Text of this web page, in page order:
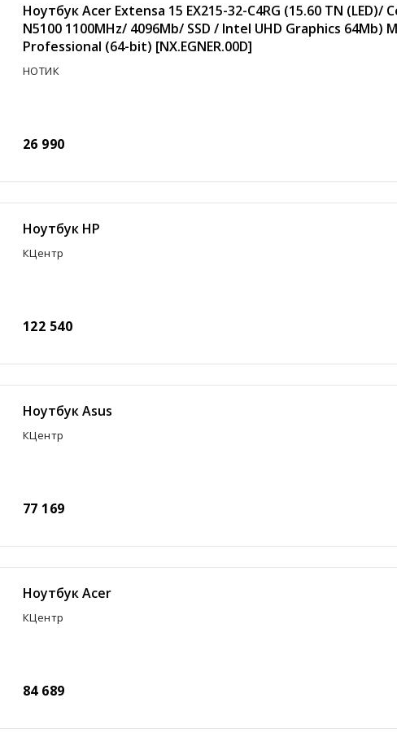
Ноутбук Acer Extensa 15 EX215-32-C4RG (15.60 TN (LED)/
N5100 1100MHz/ 4096Mb/ SSD / Intel UHD Graphics 64Mb)
Professional (64-bit) [NX.EGNER.00D]
НОТИК
26 990
Ноутбук HP
КЦентр
122 540
Ноутбук Asus
КЦентр
77 169
Ноутбук Acer
КЦентр
84 689